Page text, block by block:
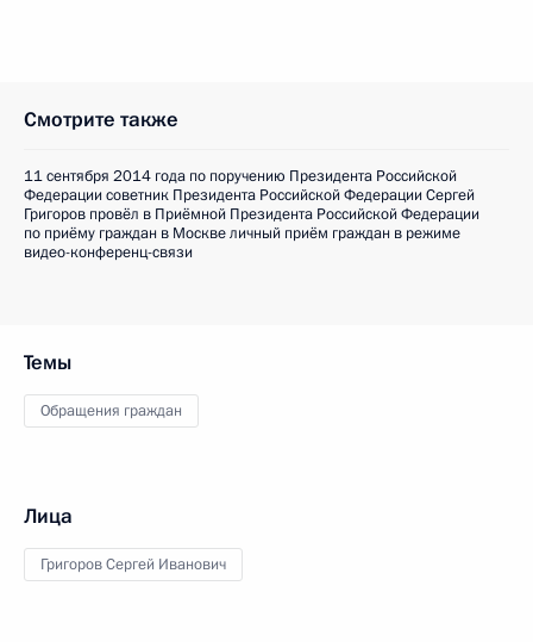
Смотрите также
11 сентября 2014 года по поручению Президента Российской
Федерации советник Президента Российской Федерации Сергей
Григоров провёл в Приёмной Президента Российской Федерации
по приёму граждан в Москве личный приём граждан в режиме
видео-конференц-связи
Темы
Обращения граждан
Лица
Григоров Сергей Иванович